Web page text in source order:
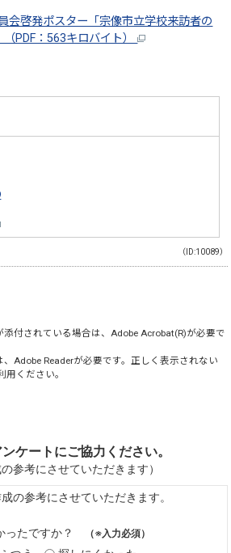
会啓発ポスター「宗像市立学校来訪者の
（PDF：563キロバイト）
（ID:10089）
付されている場合は、 Adobe Acrobat(R)が必要で
Adobe Readerが必要です。正しく表示されない
用ください。